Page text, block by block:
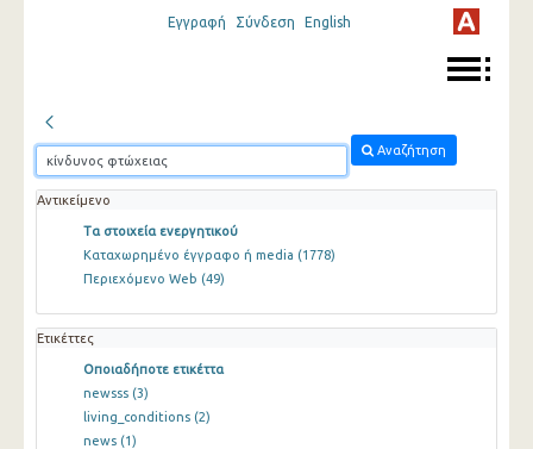
Εγγραφή Σύνδεση English
Αναζήτηση
Αντικείμενο
Τα στοιχεία ενεργητικού
Καταχωρημένο έγγραφο ή media (1778)
Περιεχόμενο Web (49)
Ετικέττες
Οποιαδήποτε ετικέττα
newsss (3)
living_conditions (2)
news (1)